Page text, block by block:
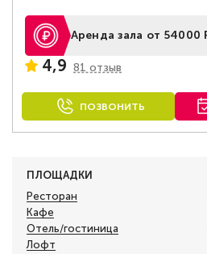
Аренда зала от 54000
4,9 81 отзыв
ПОЗВОНИТЬ
ПЛОЩАДКИ
Ресторан
Кафе
Отель/гостиница
Лофт